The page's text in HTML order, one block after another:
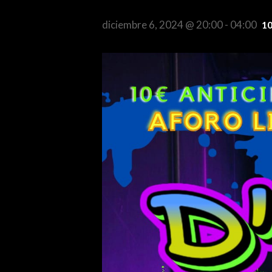
diciembre 6, 2024 @ 20:00- 04:00